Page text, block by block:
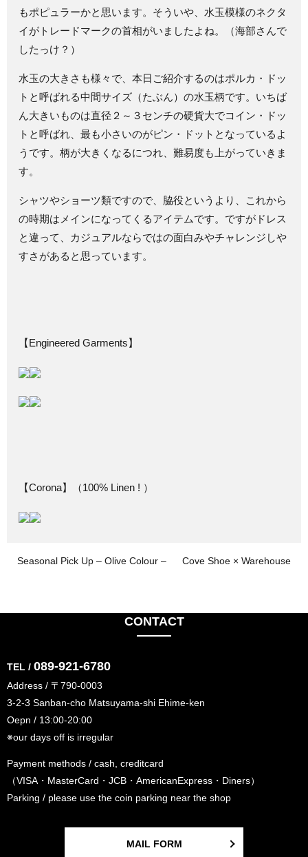
もポピュラーかと思います。そういや、水玉模様のネクタ
イがトレードマークの首相がいましたよね。（海部さんで
したっけ？）
水玉の大きさも様々で、本日ご紹介するのはポルカ・ドッ
トと呼ばれる中間サイズ（たぶん）の水玉柄です。いちば
ん大きいものは直径２～３センチの硬貨大でコイン・ドッ
トと呼ばれ、最も小さいのがピン・ドットとなっているよ
うです。柄が大きくなるにつれ、難易度も上がっていきま
す。
シャツやショーツ類ですので、脇役というより、これから
の時期はメインになってくるアイテムです。ですがドレス
と違って、カジュアルならではの面白みやチャレンジしや
すさがあると思っています。
【Engineered Garments】
【Corona】（100% Linen ! ）
Seasonal Pick Up – Olive Colour – Cove Shoe × Warehouse
CONTACT
TEL / 089-921-6780
Address / 〒790-0003
3-2-3 Sanban-cho Matsuyama-shi Ehime-ken
Oepn / 13:00-20:00
※our days off is irregular
Payment methods / cash, creditcard
（VISA・MasterCard・JCB・AmericanExpress・Diners）
Parking / please use the coin parking near the shop
MAIL FORM